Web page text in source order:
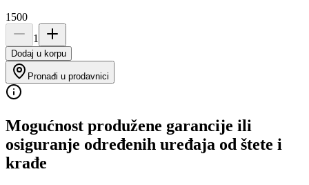
1500
1
Dodaj u korpu
Pronađi u prodavnici
Mogućnost produžene garancije ili
osiguranje određenih uređaja od štete i
krađe